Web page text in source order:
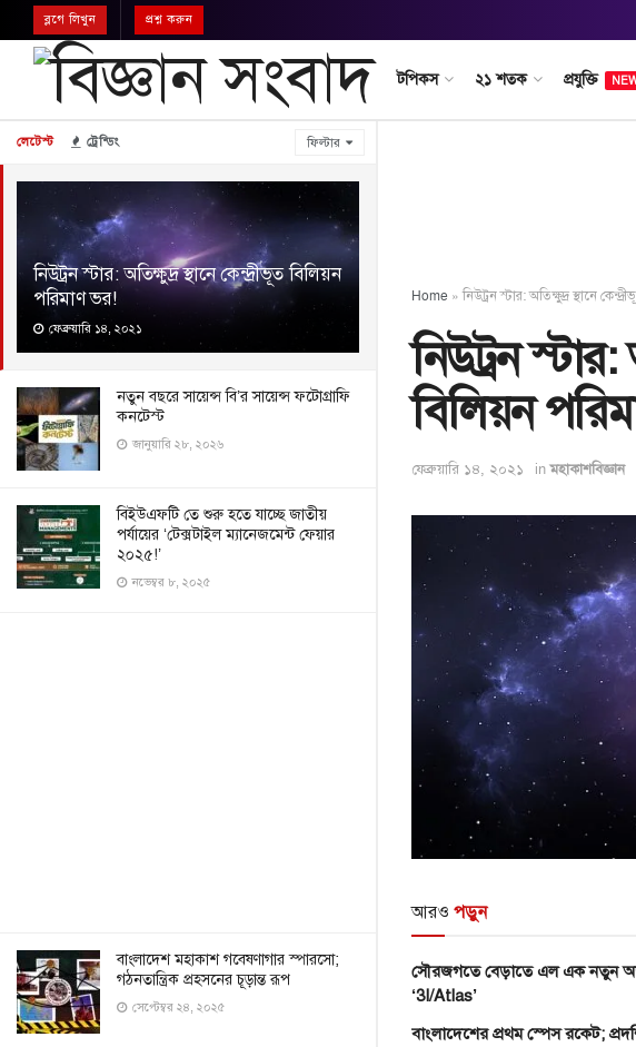
লেটেস্ট ট্রেন্ডিং ফিল্টার
নিউট্রন স্টার: অতিক্ষুদ্র স্থানে কেন্দ্রীভূত বিলিয়ন
পরিমাণ ভর!
ফেব্রুয়ারি ১৪, ২০২১
নতুন বছরে সায়েন্স বি’র সায়েন্স ফটোগ্রাফি
কনটেস্ট
জানুয়ারি ২৮, ২০২৬
বিইউএফটি তে শুরু হতে যাচ্ছে জাতীয়
পর্যায়ের ‘টেক্সটাইল ম্যানেজমেন্ট ফেয়ার
২০২৫!’
নভেম্বর ৮, ২০২৫
বাংলাদেশ মহাকাশ গবেষণাগার স্পারসো;
গঠনতান্ত্রিক প্রহসনের চূড়ান্ত রূপ
সেপ্টেম্বর ২৪, ২০২৫
ব্লগে লিখুন প্রশ্ন করুন
টপিকস ২১ শতক প্রযুক্তি
Home »নিউট্রন স্টার: অতিক্ষুদ্র স্থানে
নিউট্রন স্টার:
বিলিয়ন
ফেব্রুয়ারি ১৪, ২০২১ in মহাকাশবিজ্ঞান
আরও পড়ুন
সৌরজগতে বেড়াতে এল এক নতুন
‘3I/Atlas’
বাংলাদেশের প্রথম স্পেস রকেট;